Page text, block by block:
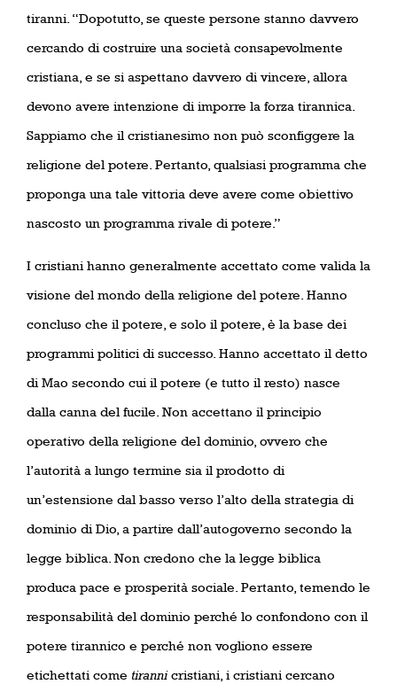
tiranni. “Dopotutto, se queste persone stanno davvero
cercando di costruire una società consapevolmente
cristiana, e se si aspettano davvero di vincere, allora
devono avere intenzione di imporre la forza tirannica.
Sappiamo che il cristianesimo non può sconfiggere la
religione del potere. Pertanto, qualsiasi programma che
proponga una tale vittoria deve avere come obiettivo
nascosto un programma rivale di potere.”
I cristiani hanno generalmente accettato come valida la
visione del mondo della religione del potere. Hanno
concluso che il potere, e solo il potere, è la base dei
programmi politici di successo. Hanno accettato il detto
di Mao secondo cui il potere (e tutto il resto) nasce
dalla canna del fucile. Non accettano il principio
operativo della religione del dominio, ovvero che
l’autorità a lungo termine sia il prodotto di
un’estensione dal basso verso l’alto della strategia di
dominio di Dio, a partire dall’autogoverno secondo la
legge biblica. Non credono che la legge biblica
produca pace e prosperità sociale. Pertanto, temendo le
responsabilità del dominio perché lo confondono con il
potere tirannico e perché non vogliono essere
etichettati come tirannicristiani, i cristiani cercano